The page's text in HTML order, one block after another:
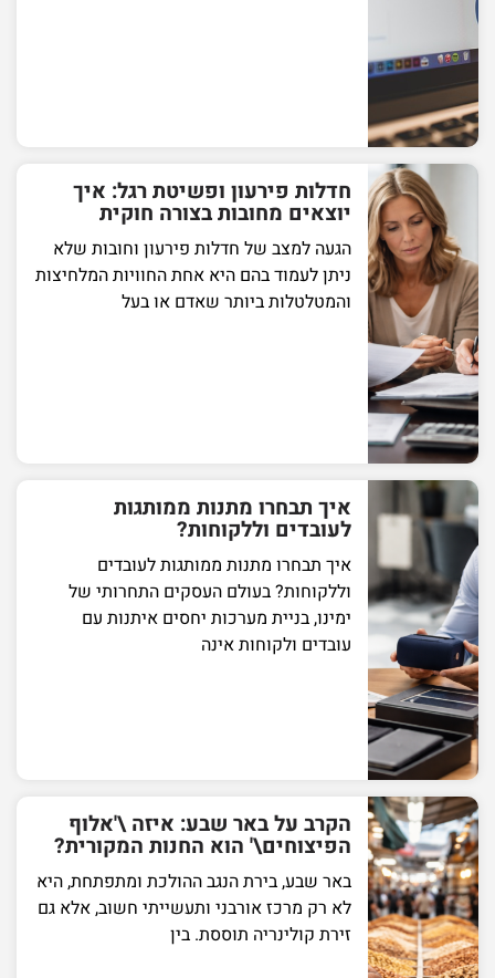
חדלות פירעון ופשיטת רגל: איך
יוצאים מחובות בצורה חוקית
הגעה למצב של חדלות פירעון וחובות שלא
ניתן לעמוד בהם היא אחת החוויות המלחיצות
והמטלטלות ביותר שאדם או בעל
איך תבחרו מתנות ממותגות
לעובדים וללקוחות?
איך תבחרו מתנות ממותגות לעובדים
וללקוחות? בעולם העסקים התחרותי של
ימינו, בניית מערכות יחסים איתנות עם
עובדים ולקוחות אינה
הקרב על באר שבע: איזה \'אלוף
הפיצוחים\' הוא החנות המקורית?
באר שבע, בירת הנגב ההולכת ומתפתחת, היא
לא רק מרכז אורבני ותעשייתי חשוב, אלא גם
זירת קולינריה תוססת. בין